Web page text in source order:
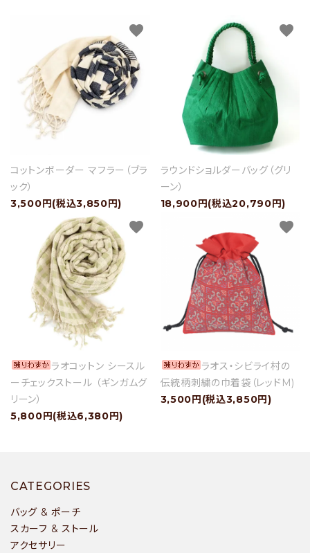
コットンボーダー マフラー（ブラ
ック）
3,500円(税込3,850円)
favorite
ラウンドショルダーバッグ（グリ
ーン）
18,900円(税込20,790円)
favorite
ラオコットン シースル
ーチェックストール （ギンガムグ
リーン）
5,800円(税込6,380円)
favorite
ラオス・シビライ村の
伝統柄刺繍の巾着袋（レッドM)
3,500円(税込3,850円)
favorite
CATEGORIES
バッグ & ポーチ
スカーフ & ストール
アクセサリー